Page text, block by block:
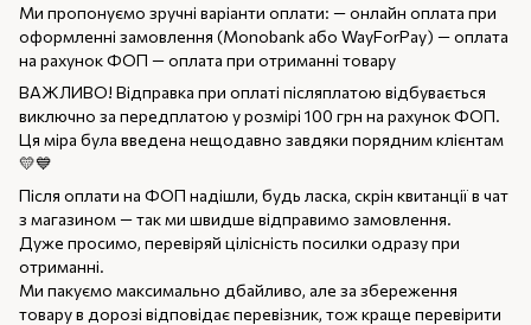
Ми пропонуємо зручні варіанти оплати: — онлайн оплата при
оформленні замовлення (Monobank або WayForPay) — оплата
на рахунок ФОП — оплата при отриманні товару
ВАЖЛИВО! Відправка при оплаті післяплатою відбувається
виключно за передплатою у розмірі 100 грн на рахунок ФОП.
Ця міра була введена нещодавно завдяки порядним клієнтам
💛💙
Після оплати на ФОП надішли, будь ласка, скрін квитанції в чат
з магазином — так ми швидше відправимо замовлення.
Дуже просимо, перевіряй цілісність посилки одразу при
отриманні.
Ми пакуємо максимально дбайливо, але за збереження
товару в дорозі відповідає перевізник, тож краще перевірити